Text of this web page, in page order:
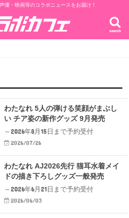
優・映画等のコラボニュースをお届け！
search
わたなれ 5人の弾ける笑顔がまぶし
い チア姿の新作グッズ 9月発売
～2026年8月15日まで予約受付
2026/07/26
わたなれ AJ2026先行 猫耳水着メイ
ドの描き下ろしグッズ一般発売
～2026年6月21日まで予約受付
2026/06/03